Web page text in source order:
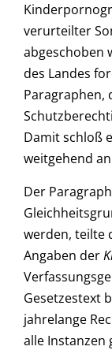
verurteilter
abgeschoben
des Landes
Paragraphen,
Damit schloß
weitgehend
Der
werden, teilte
Angaben der
Gesetzestext
jahrelange
alle Instanzen